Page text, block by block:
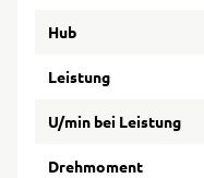
Hub
Leistung
U/min bei Leistung
Drehmoment